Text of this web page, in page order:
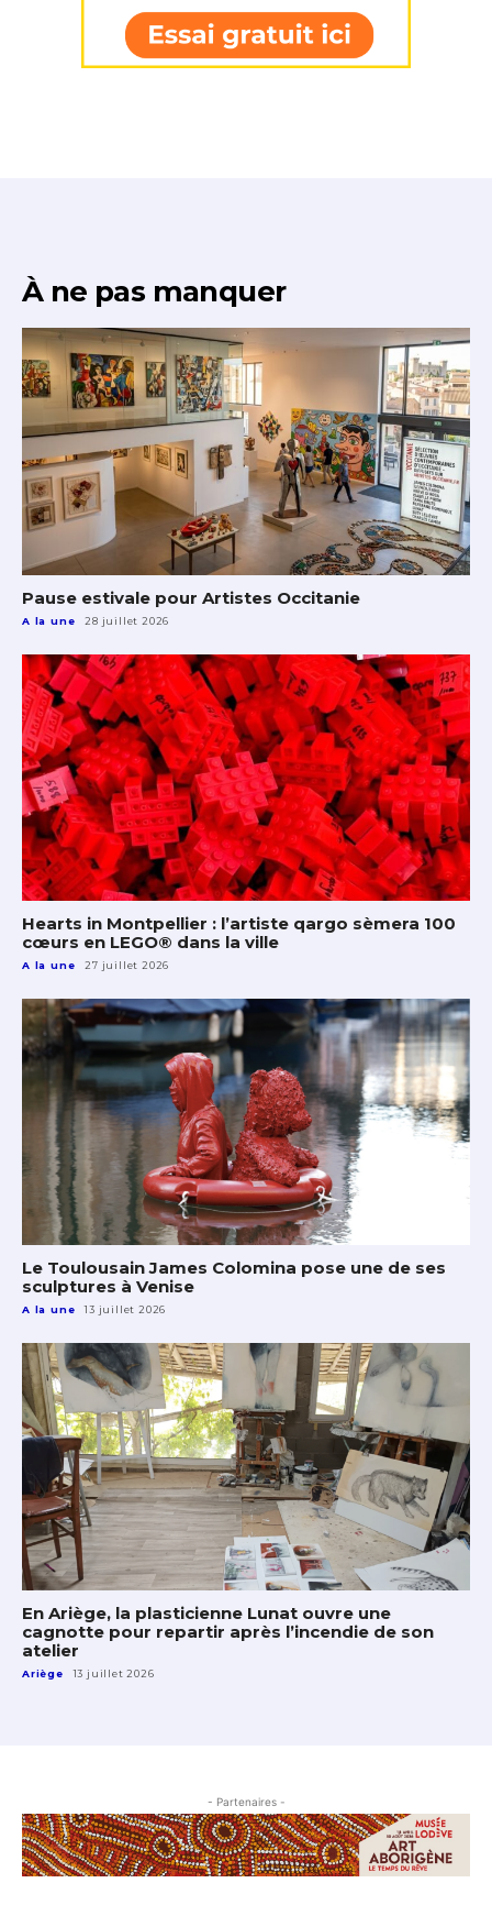
À ne pas manquer
Pause estivale pour Artistes Occitanie
A la une 28 juillet 2026
Hearts in Montpellier : l’artiste qargo sèmera 100
cœurs en LEGO® dans la ville
A la une 27 juillet 2026
Le Toulousain James Colomina pose une de ses
sculptures à Venise
A la une 13 juillet 2026
En Ariège, la plasticienne Lunat ouvre une
cagnotte pour repartir après l’incendie de son
atelier
Ariège 13 juillet 2026
- Partenaires -